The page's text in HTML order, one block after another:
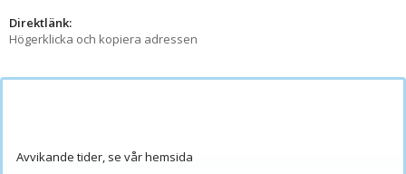
Direktlänk:
Högerklicka och kopiera adressen
Avvikande tider, se vår hemsida